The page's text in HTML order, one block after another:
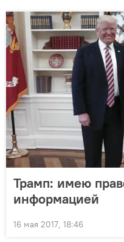
Трамп: имею
информацией
16 мая 2017, 18:46